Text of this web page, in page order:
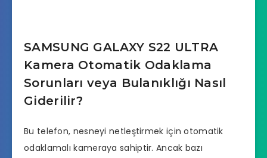
SAMSUNG GALAXY S22 ULTRA
Kamera Otomatik Odaklama
Sorunları veya Bulanıklığı Nasıl
Giderilir?
Bu telefon, nesneyi netleştirmek için otomatik
odaklamalı kameraya sahiptir. Ancak bazı